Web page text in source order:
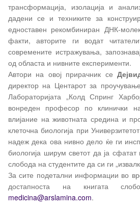
трансформација, изолација и
дадени се и техниките за
едноставен рекомбиниран ДНК-
факти, авторите ги водат
современите истражувања,
од областа и нивните експерименти.
Автори на овој прирачник се
директор на Центарот за
Лабораторијата „Колд Спринг
вонреден професор по клинички
влијание на животната средина и
клеточна биологија при
надеж дека ова нивно дело ќе ги
биологија ширум светот да ја
слобода на студентите да си ги
За сите подетални информации во
достапноста на книгата
medicina@arslamina.com.